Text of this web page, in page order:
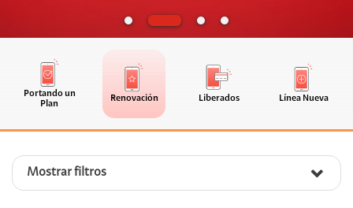
Portando un
Plan
Renovación Liberados Línea Nueva
Mostrar filtros